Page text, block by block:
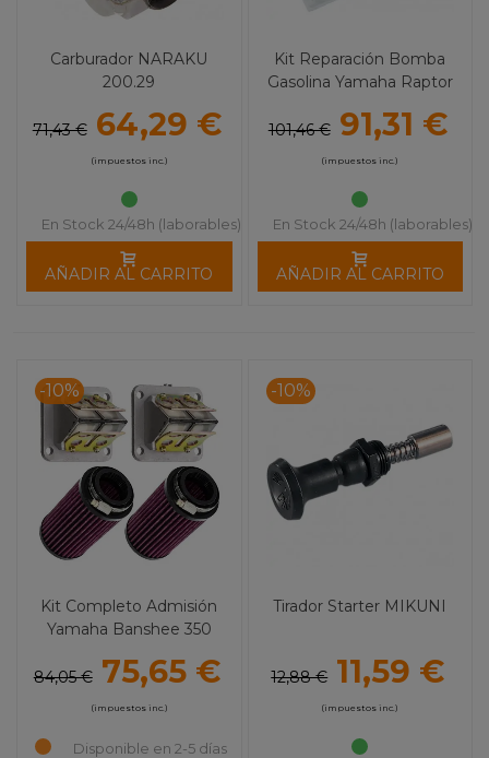
Carburador NARAKU
200.29
71,43 € 64,29 €
(impuestos inc.)
En Stock 24/48h (laborables)
AÑADIR AL CARRITO
Kit Reparación Bomba
Gasolina Yamaha Raptor
101,46 € 91,31 €
(impuestos inc.)
En Stock 24/48h (laborables)
AÑADIR AL CARRITO
-10%
Kit Completo Admisión
Yamaha Banshee 350
84,05 € 75,65 €
(impuestos inc.)
Disponible en 2-5 días
-10%
Tirador Starter MIKUNI
12,88 € 11,59 €
(impuestos inc.)